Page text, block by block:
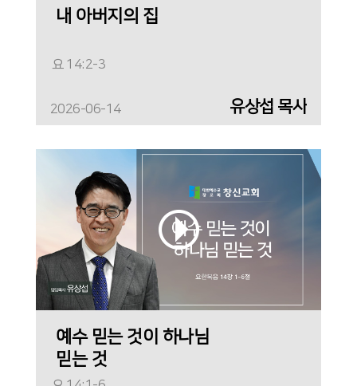
내 아버지의 집
요 14:2-3
2026-06-14 유상섭 목사
예수 믿는 것이 하나님
믿는 것